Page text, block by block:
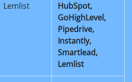
Lemlist
HubSpot,
GoHighLevel,
Pipedrive,
Instantly,
Smartlead,
Lemlist